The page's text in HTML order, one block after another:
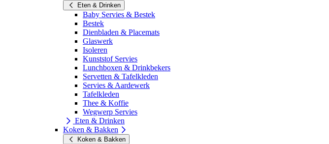
Eten & Drinken
Baby Servies & Bestek
Bestek
Dienbladen & Placemats
Glaswerk
Isoleren
Kunststof Servies
Lunchboxen & Drinkbekers
Servetten & Tafelkleden
Servies & Aardewerk
Tafelkleden
Thee & Koffie
Wegwerp Servies
Eten & Drinken
Koken & Bakken
Koken & Bakken